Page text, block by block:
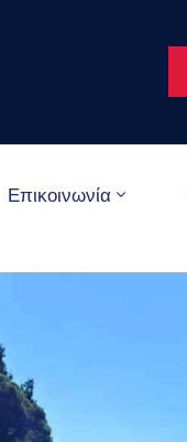
Επικοινωνία